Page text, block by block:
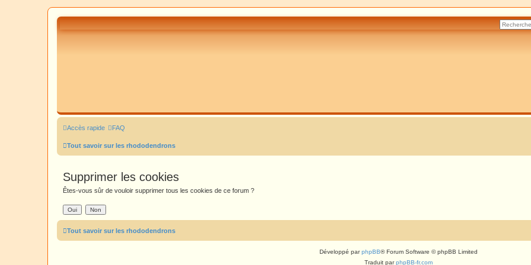
Accès rapide FAQ
Tout savoir sur les rhododendrons
Supprimer les cookies
Êtes-vous sûr de vouloir supprimer tous les cookies de ce forum ?
Tout savoir sur les rhododendrons
Développé parphpBB® Forum Software © phpBB Limited
Traduit parphpBB-fr.com